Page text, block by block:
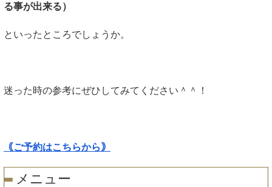
る事が出来る）
といったところでしょうか。
迷った時の参考にぜひしてみてください＾＾！
｟ご予約はこちらから｠
メニュー